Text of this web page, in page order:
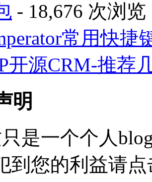
- 18,676 次浏览
常用快捷
开源CRM-推荐
明
是一个个人
到您的利益请